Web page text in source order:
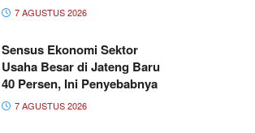
7 AGUSTUS 2026
Sensus Ekonomi Sektor
Usaha Besar di Jateng Baru
40 Persen, Ini Penyebabnya
7 AGUSTUS 2026